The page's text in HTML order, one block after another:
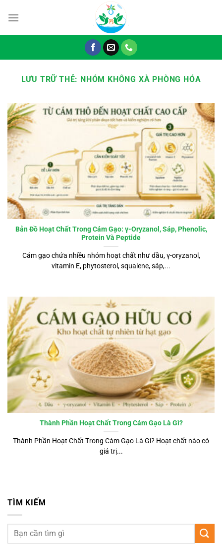
đến
LƯU TRỮ THẺ: NHÓM KHÔNG XÀ PHÒNG HÓA
Bản Đồ Hoạt Chất Trong Cám Gạo: γ-Oryzanol, Sáp, Phenolic,
Protein Và Peptide
Cám gạo chứa nhiều nhóm hoạt chất như dầu, γ-oryzanol,
vitamin E, phytosterol, squalene, sáp,...
Thành Phần Hoạt Chất Trong Cám Gạo Là Gì?
Thành Phần Hoạt Chất Trong Cám Gạo Là Gì? Hoạt chất nào có
giá trị...
TÌM KIẾM